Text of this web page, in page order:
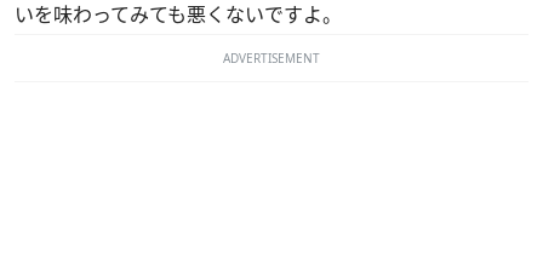
いを味わってみても悪くないですよ。
ADVERTISEMENT